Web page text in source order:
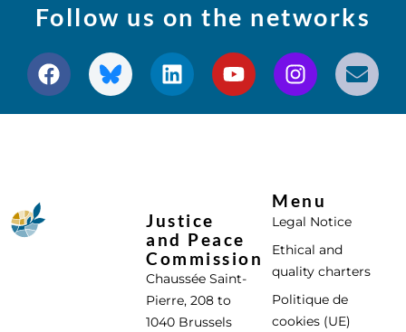
Follow us on the networks
Justice
and Peace
Commission
Chaussée Saint-
Pierre, 208 to
1040 Brussels
Menu
Legal Notice
Ethical and
quality charters
Politique de
cookies (UE)